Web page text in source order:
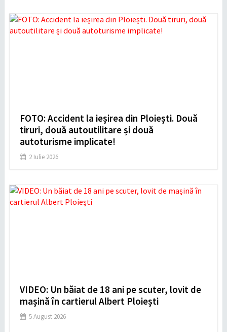
FOTO: Accident la ieșirea din Ploiești. Două
tiruri, două autoutilitare și două
autoturisme implicate!
2 Iulie 2026
VIDEO: Un băiat de 18 ani pe scuter, lovit de
mașină în cartierul Albert Ploiești
5 August 2026